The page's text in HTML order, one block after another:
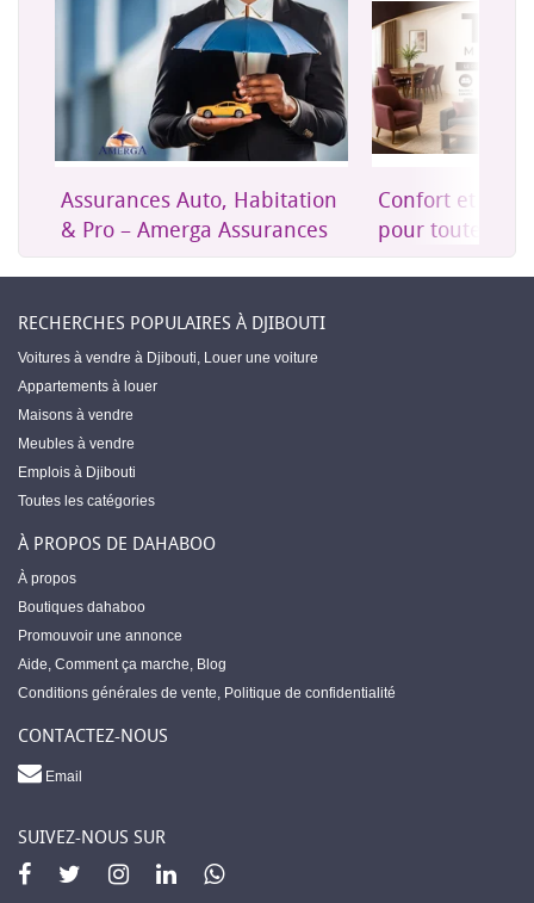
Assurances Auto, Habitation
& Pro – Amerga Assurances
Confort et
pour toute la
RECHERCHES POPULAIRES À DJIBOUTI
Voitures à vendre à Djibouti, Louer une voiture
Appartements à louer
Maisons à vendre
Meubles à vendre
Emplois à Djibouti
Toutes les catégories
À PROPOS DE DAHABOO
À propos
Boutiques dahaboo
Promouvoir une annonce
Aide, Comment ça marche, Blog
Conditions générales de vente, Politique de confidentialité
CONTACTEZ-NOUS
Email
SUIVEZ-NOUS SUR